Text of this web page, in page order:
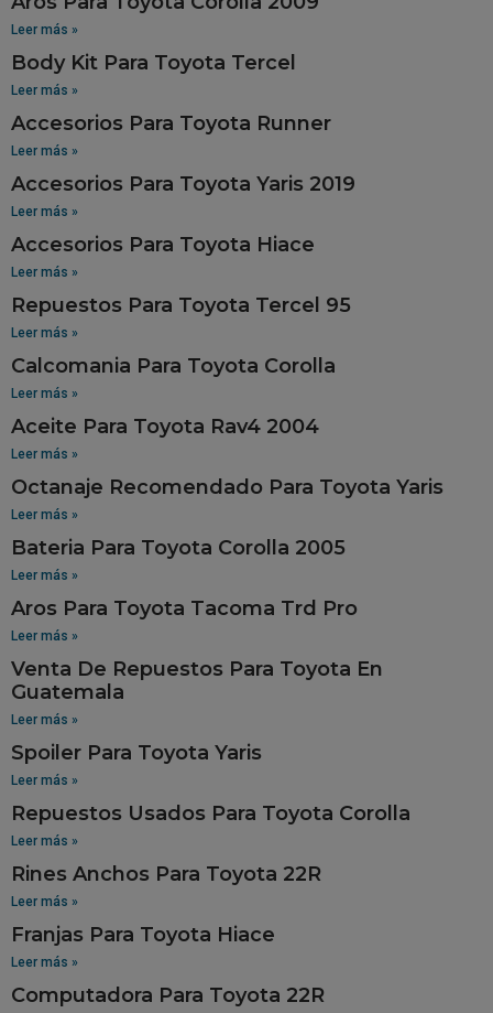
Leer más »
Body Kit Para Toyota Tercel
Leer más »
Accesorios Para Toyota Runner
Leer más »
Accesorios Para Toyota Yaris 2019
Leer más »
Accesorios Para Toyota Hiace
Leer más »
Repuestos Para Toyota Tercel 95
Leer más »
Calcomania Para Toyota Corolla
Leer más »
Aceite Para Toyota Rav4 2004
Leer más »
Octanaje Recomendado Para Toyota Yaris
Leer más »
Bateria Para Toyota Corolla 2005
Leer más »
Aros Para Toyota Tacoma Trd Pro
Leer más »
Venta De Repuestos Para Toyota En
Guatemala
Leer más »
Spoiler Para Toyota Yaris
Leer más »
Repuestos Usados Para Toyota Corolla
Leer más »
Rines Anchos Para Toyota 22R
Leer más »
Franjas Para Toyota Hiace
Leer más »
Computadora Para Toyota 22R